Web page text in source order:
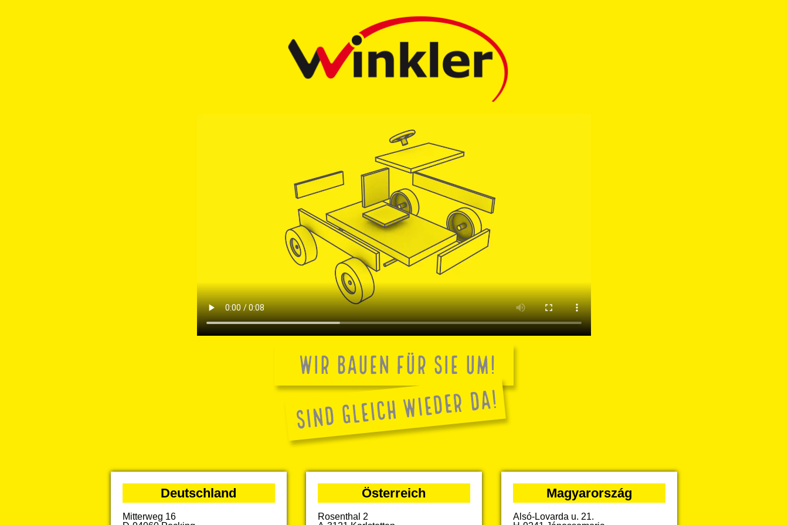
Deutschland
Mitterweg 16
Österreich
Rosenthal 2
Magyarország
Alsó-Lovarda u. 21.